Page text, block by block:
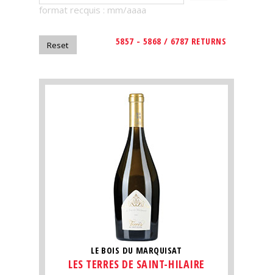
magazine
Magazine
format recquis : mm/aaaa
5857 - 5868 / 6787 RETURNS
LE BOIS DU MARQUISAT
LES TERRES DE SAINT-HILAIRE